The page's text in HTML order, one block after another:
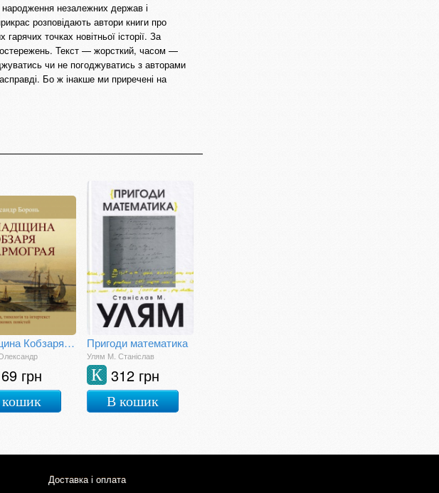
незалежних держав і
розповідають автори книги про
точках новітньої історії. За
Текст — жорсткий, часом —
чи не погоджуватись з авторами
Бо ж інакше ми приречені на
Спадщина Кобзаря Дармограя: джерела, типологія та інтертекст Шевченкових повістей
грн
Пригоди математика
Улям М. Станіслав
312 грн
К
В кошик
Доставка і оплата